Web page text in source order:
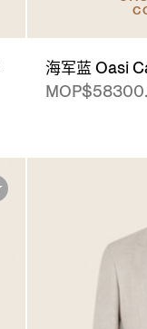
海军蓝 Oasi